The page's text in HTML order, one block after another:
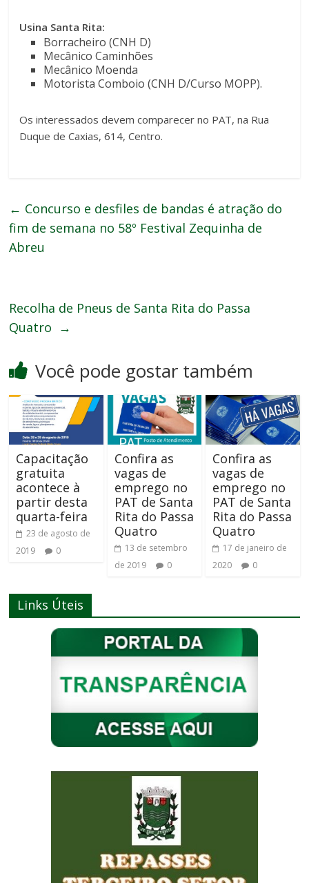
Usina Santa Rita:
Borracheiro (CNH D)
Mecânico Caminhões
Mecânico Moenda
Motorista Comboio (CNH D/Curso MOPP).
Os interessados devem comparecer no PAT, na Rua
Duque de Caxias, 614, Centro.
← Concurso e desfiles de bandas é atração do
fim de semana no 58º Festival Zequinha de
Abreu
Recolha de Pneus de Santa Rita do Passa
Quatro →
Você pode gostar também
Capacitação
gratuita
acontece à
partir desta
quarta-feira
23 de agosto de
2019
0
Confira as
vagas de
emprego no
PAT de Santa
Rita do Passa
Quatro
13 de setembro
de 2019
0
Confira as
vagas de
emprego no
PAT de Santa
Rita do Passa
Quatro
17 de janeiro de
2020
0
Links Úteis